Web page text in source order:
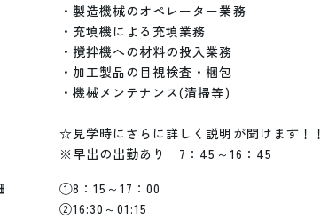
・製造機械のオペレーター業務
・充填機による充填業務
・撹拌機への材料の投入業務
・加工製品の目視検査・梱包
・機械メンテナンス(清掃等)
☆見学時にさらに詳しく説明が聞けます！！
※早出の出勤あり　7：45～16：45
①8：15～17：00
②16:30～01:15